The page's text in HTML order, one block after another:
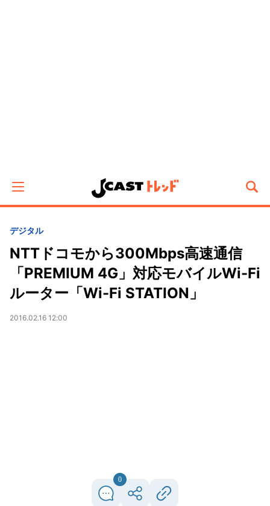
デジタル
NTTドコモから300Mbps高速通信
「PREMIUM 4G」対応モバイルWi-Fi
ルーター「Wi-Fi STATION」
2016.02.16 12:00
0